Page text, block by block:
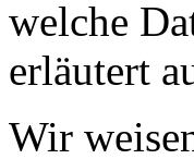
welche
erläutert
Wir